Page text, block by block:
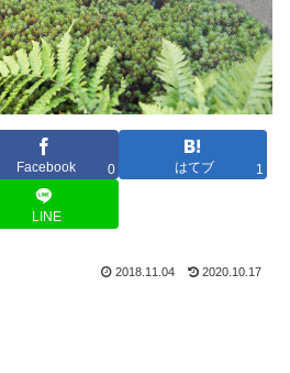
Facebook 0 はてブ 1
LINE
2018.11.04 2020.10.17